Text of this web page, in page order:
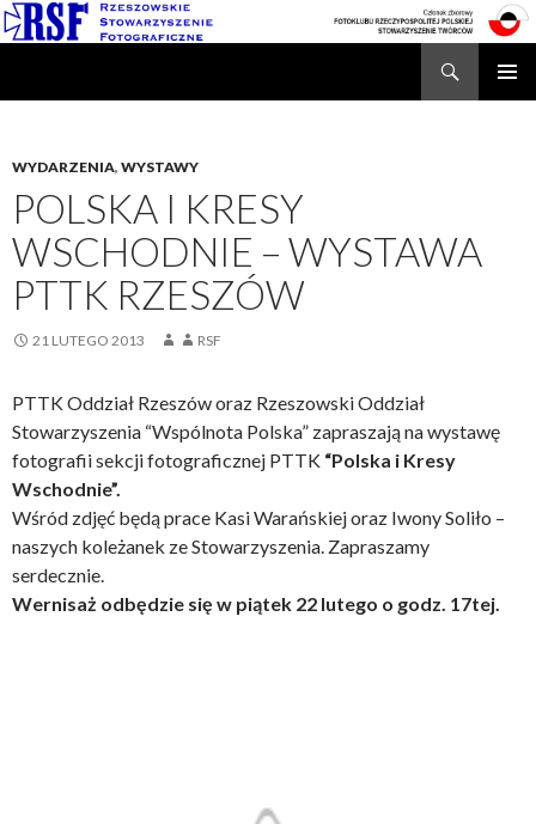
WYDARZENIA, WYSTAWY
POLSKA I KRESY
WSCHODNIE – WYSTAWA
PTTK RZESZÓW
21 LUTEGO 2013 RSF
PTTK Oddział Rzeszów oraz Rzeszowski Oddział
Stowarzyszenia “Wspólnota Polska” zapraszają na wystawę
fotografii sekcji fotograficznej PTTK “Polska i Kresy
Wschodnie”.
Wśród zdjęć będą prace Kasi Warańskiej oraz Iwony Soliło –
naszych koleżanek ze Stowarzyszenia. Zapraszamy
serdecznie.
Wernisaż odbędzie się w piątek 22 lutego o godz. 17tej.